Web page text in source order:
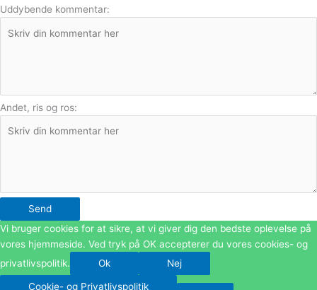
Uddybende kommentar:
Andet, ris og ros:
Send
Vi bruger cookies for at sikre, at vi giver dig den bedste oplevelse på
vores hjemmeside. Ved tryk på OK accepterer du vores cookies- og
privatlivspolitik.
Ok Nej
Cookie- og Privatlivspolitik